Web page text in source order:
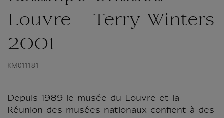
Louvre - Terry Winters
2001
KM011181
Depuis 1989 le musée du Louvre et la
Réunion des musées nationaux confient à des